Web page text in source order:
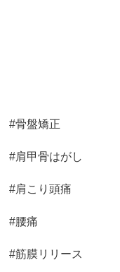
#骨盤矯正
#肩甲骨はがし
#肩こり頭痛
#腰痛
#筋膜リリース